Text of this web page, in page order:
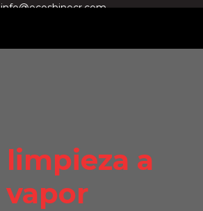
info@ecoshinecr.com
limpieza a
vapor